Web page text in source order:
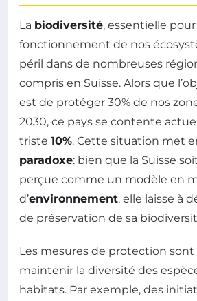
La biodiversité, essentielle
fonctionnement de nos
péril dans de nombreuses
compris en Suisse. Alors que
est de protéger 30% de nos
2030, ce pays se contente
triste 10%. Cette situation met
paradoxe: bien que la Suisse
perçue comme un modèle en
d’environnement, elle laisse à
de préservation de sa
Les mesures de protection
maintenir la diversité des
habitats. Par exemple, des